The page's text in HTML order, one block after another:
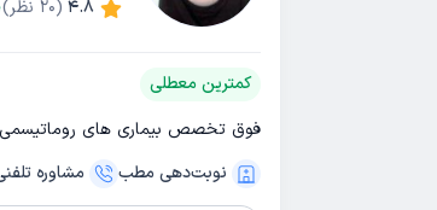
4.8
(
20 نظر)
کمترین معطلی
فوق تخصص بیماری های روماتیسمی
نوبت‌دهی مطب
مشاوره‌